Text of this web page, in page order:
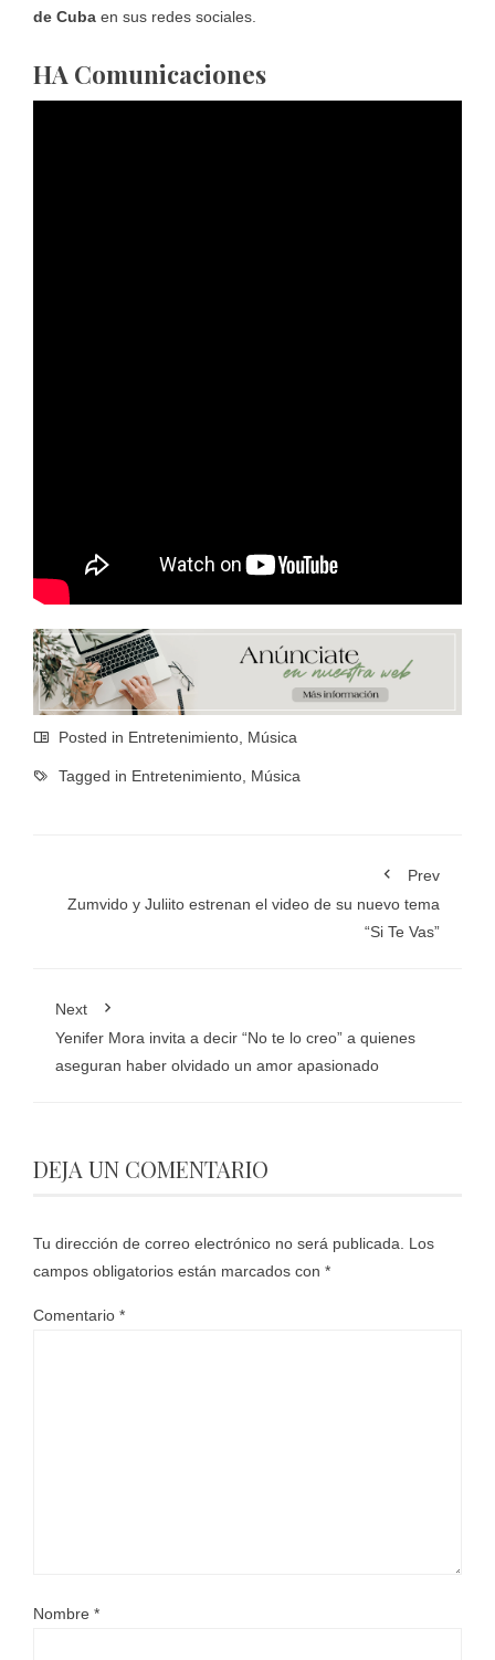
de Cuba en sus redes sociales.
HA Comunicaciones
Posted in Entretenimiento Música
Tagged in Entretenimiento Música
Prev
Zumvido y Juliito estrenan el video de su nuevo tema
“Si Te Vas”
Next
Yenifer Mora invita a decir “No te lo creo” a quienes
aseguran haber olvidado un amor apasionado
DEJA UN COMENTARIO
Tu dirección de correo electrónico no será publicada.
Los
campos obligatorios están marcados con *
Comentario *
Nombre *